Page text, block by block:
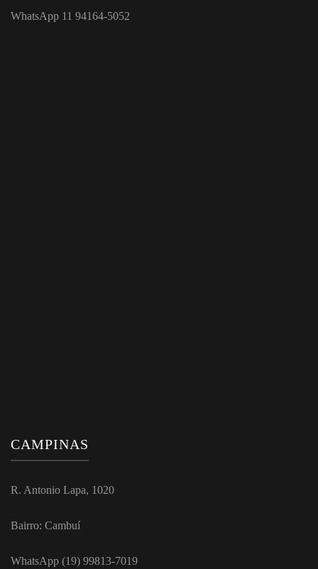
WhatsApp 11 94164-5052
CAMPINAS
R. Antonio Lapa, 1020
Bairro: Cambuí
WhatsApp (19) 99813-7019